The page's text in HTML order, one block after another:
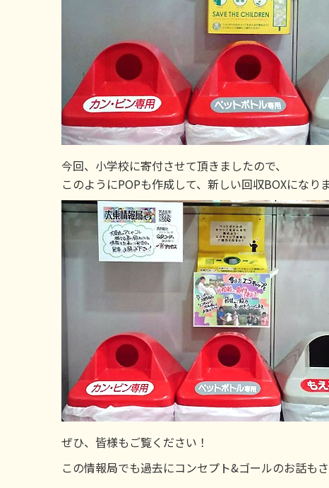
今回、小学校に寄付させて頂きましたので、
このようにPOPも作成して、新しい回収BOXになり
ぜひ、皆様もご覧ください！
この情報局でも過去にコンセプト&ゴールのお話も